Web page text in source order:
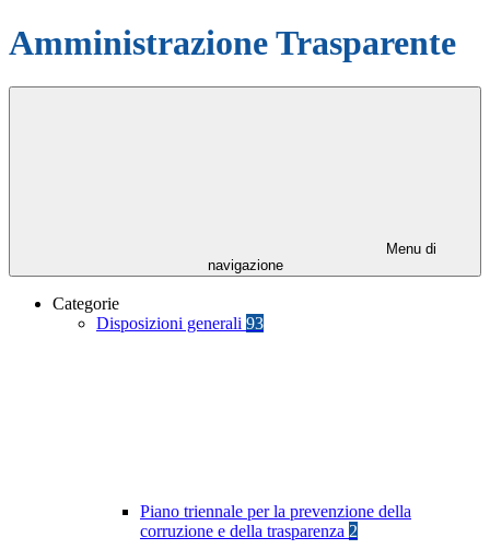
Amministrazione Trasparente
Menu di
navigazione
Categorie
Disposizioni generali 93
Piano triennale per la prevenzione della
corruzione e della trasparenza 2